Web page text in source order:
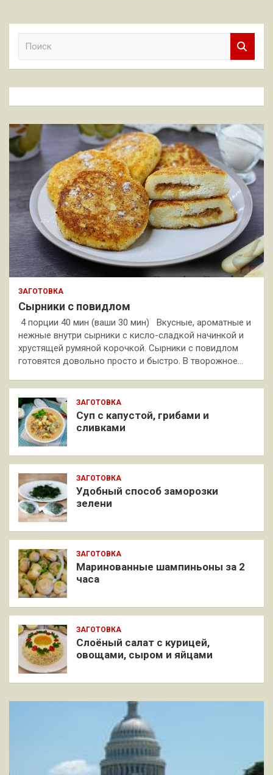
к
ЗАГОТОВКА
Сырники с повидлом
4 порции 40 мин (ваши 30 мин) Вкусные, ароматные и
нежные внутри сырники с кисло-сладкой начинкой и
хрустящей румяной корочкой. Сырники с повидлом
готовятся довольно просто и быстро. В творожное…
ЗАГОТОВКА
Суп с капустой, грибами и
сливками
ЗАГОТОВКА
Удобный способ заморозки
зелени
ЗАГОТОВКА
Маринованные шампиньоны за 2
часа
ЗАГОТОВКА
Слоёный салат с курицей,
овощами, сыром и яйцами